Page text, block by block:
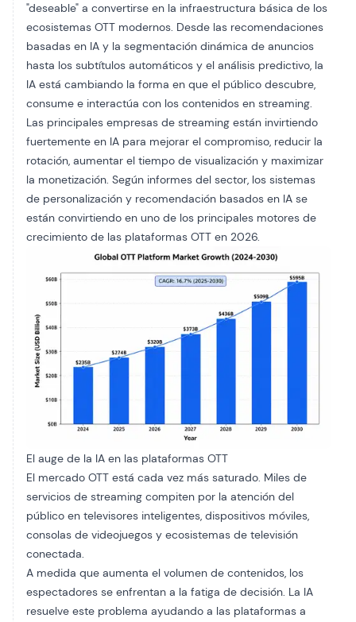
"deseable" a convertirse en la infraestructura básica de los
ecosistemas OTT modernos. Desde las recomendaciones
basadas en IA y la segmentación dinámica de anuncios
hasta los subtítulos automáticos y el análisis predictivo, la
IA está cambiando la forma en que el público descubre,
consume e interactúa con los contenidos en streaming.
Las principales empresas de streaming están invirtiendo
fuertemente en IA para mejorar el compromiso, reducir la
rotación, aumentar el tiempo de visualización y maximizar
la monetización. Según informes del sector, los sistemas
de personalización y recomendación basados en IA se
están convirtiendo en uno de los principales motores de
crecimiento de las plataformas OTT en 2026.
El auge de la IA en las plataformas OTT
El mercado OTT está cada vez más saturado. Miles de
servicios de streaming compiten por la atención del
público en televisores inteligentes, dispositivos móviles,
consolas de videojuegos y ecosistemas de televisión
conectada.
A medida que aumenta el volumen de contenidos, los
espectadores se enfrentan a la fatiga de decisión. La IA
resuelve este problema ayudando a las plataformas a